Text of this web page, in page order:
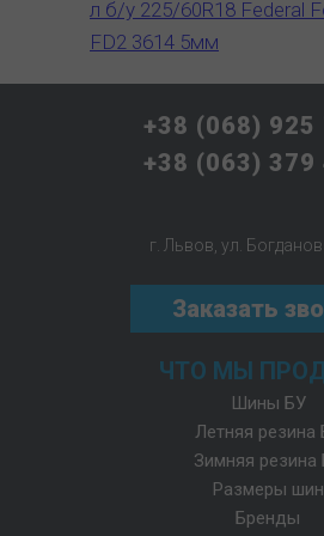
л б/у 225/60R18 Federal
FD2 3614 5мм
+38 (068) 925
+38 (063) 379
г. Львов, ул.
Заказать
ЧТО МЫ
Шины БУ
Летняя резина
Зимняя резина
Размеры шин
Бренды